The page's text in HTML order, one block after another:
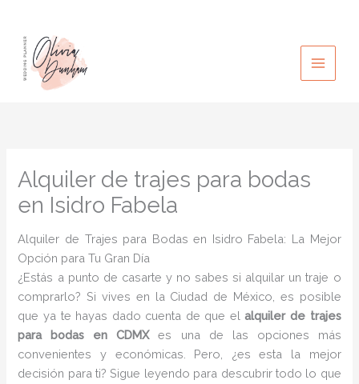
contenido
Alquiler de trajes para bodas
en Isidro Fabela
Alquiler de Trajes para Bodas en Isidro Fabela: La Mejor
Opción para Tu Gran Día
¿Estás a punto de casarte y no sabes si alquilar un traje o
comprarlo? Si vives en la Ciudad de México, es posible
que ya te hayas dado cuenta de que elalquiler de trajes
para bodas en CDMXes una de las opciones más
convenientes y económicas. Pero, ¿es esta la mejor
decisión para ti? Sigue leyendo para descubrir todo lo que